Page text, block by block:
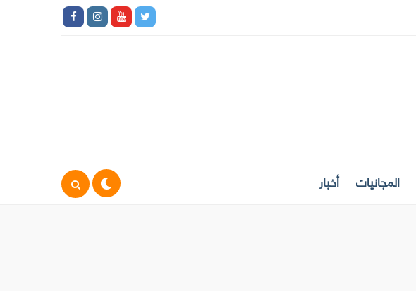
المجانيات أخبار